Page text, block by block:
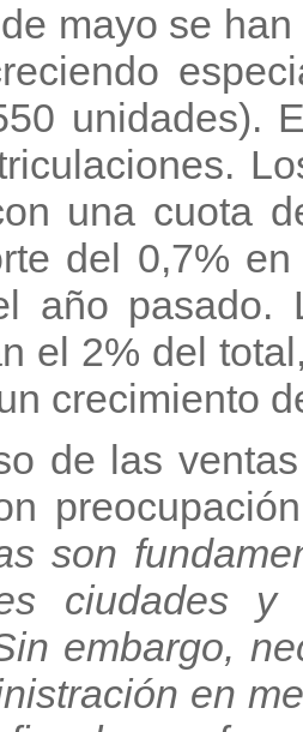
mayo se
unidades).
una cuota
del 0,7%
año pasado.
el 2% del
crecimiento
de las
son
ciudades
embargo,
en